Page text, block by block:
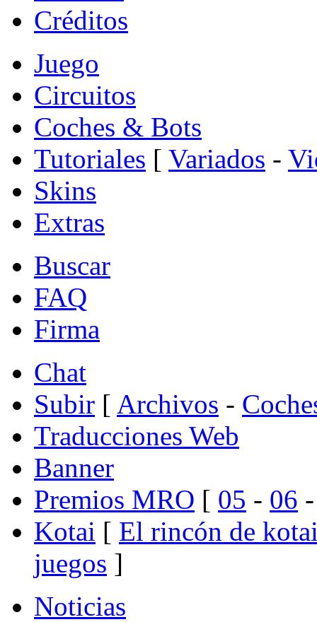
Créditos
Juego
Circuitos
Coches & Bots
Tutoriales [ Variados -
Skins
Extras
Buscar
FAQ
Firma
Chat
Subir [ Archivos -
Traducciones Web
Banner
Premios MRO [ 05 - 06
Kotai [ El rincón de
juegos ]
Noticias